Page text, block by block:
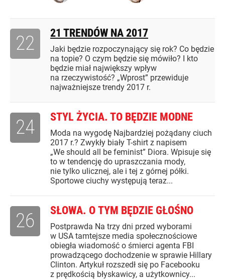
21 TRENDÓW NA 2017
Jaki będzie rozpoczynający się rok? Co będzie
na topie? O czym będzie się mówiło? I kto
będzie miał największy wpływ
na rzeczywistość? „Wprost” przewiduje
najważniejsze trendy 2017 r.
22
STYL ŻYCIA. TO BĘDZIE MODNE
Moda na wygodę Najbardziej pożądany ciuch
2017 r.? Zwykły biały T-shirt z napisem
„We should all be feminist” Diora. Wpisuje się
to w tendencję do upraszczania mody,
nie tylko ulicznej, ale i tej z górnej półki.
Sportowe ciuchy występują teraz...
24
SŁOWA. O TYM BĘDZIE GŁOŚNO
Postprawda Na trzy dni przed wyborami
w USA tamtejsze media społecznościowe
obiegła wiadomość o śmierci agenta FBI
prowadzącego dochodzenie w sprawie Hillary
Clinton. Artykuł rozszedł się po Facebooku
z prędkością błyskawicy, a użytkownicy...
26